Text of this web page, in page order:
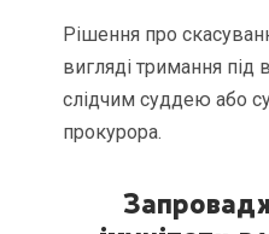
Рішення про
вигляді тримання під
слідчим суддею або
прокурора.